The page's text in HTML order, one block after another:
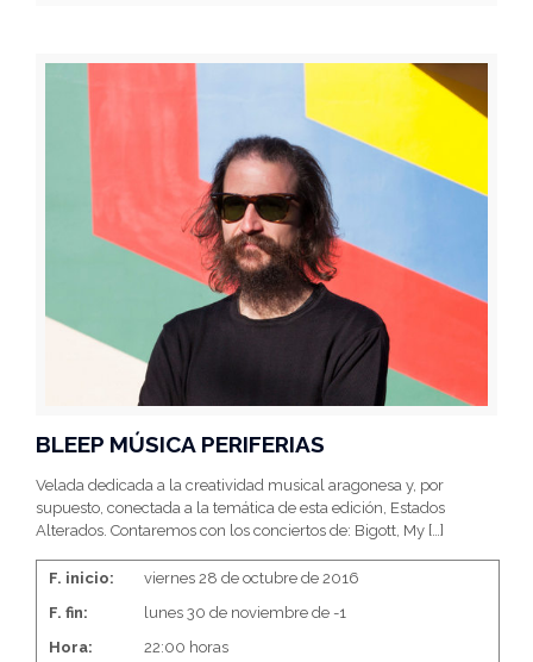
BLEEP MÚSICA PERIFERIAS
Velada dedicada a la creatividad musical aragonesa y, por
supuesto, conectada a la temática de esta edición, Estados
Alterados. Contaremos con los conciertos de: Bigott, My […]
F. inicio:
viernes 28 de octubre de 2016
F. fin:
lunes 30 de noviembre de -1
Hora:
22:00 horas